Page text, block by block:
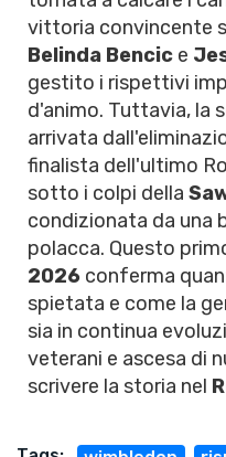
vittoria convincente
Belinda Bencic e
gestito i rispettivi
d'animo. Tuttavia, la
arrivata
finalista dell'ultimo
sotto i colpi della
condizionata da una
polacca. Questo
2026 conferma
spietata e come la
sia in continua
veterani e ascesa di
scrivere la storia nel